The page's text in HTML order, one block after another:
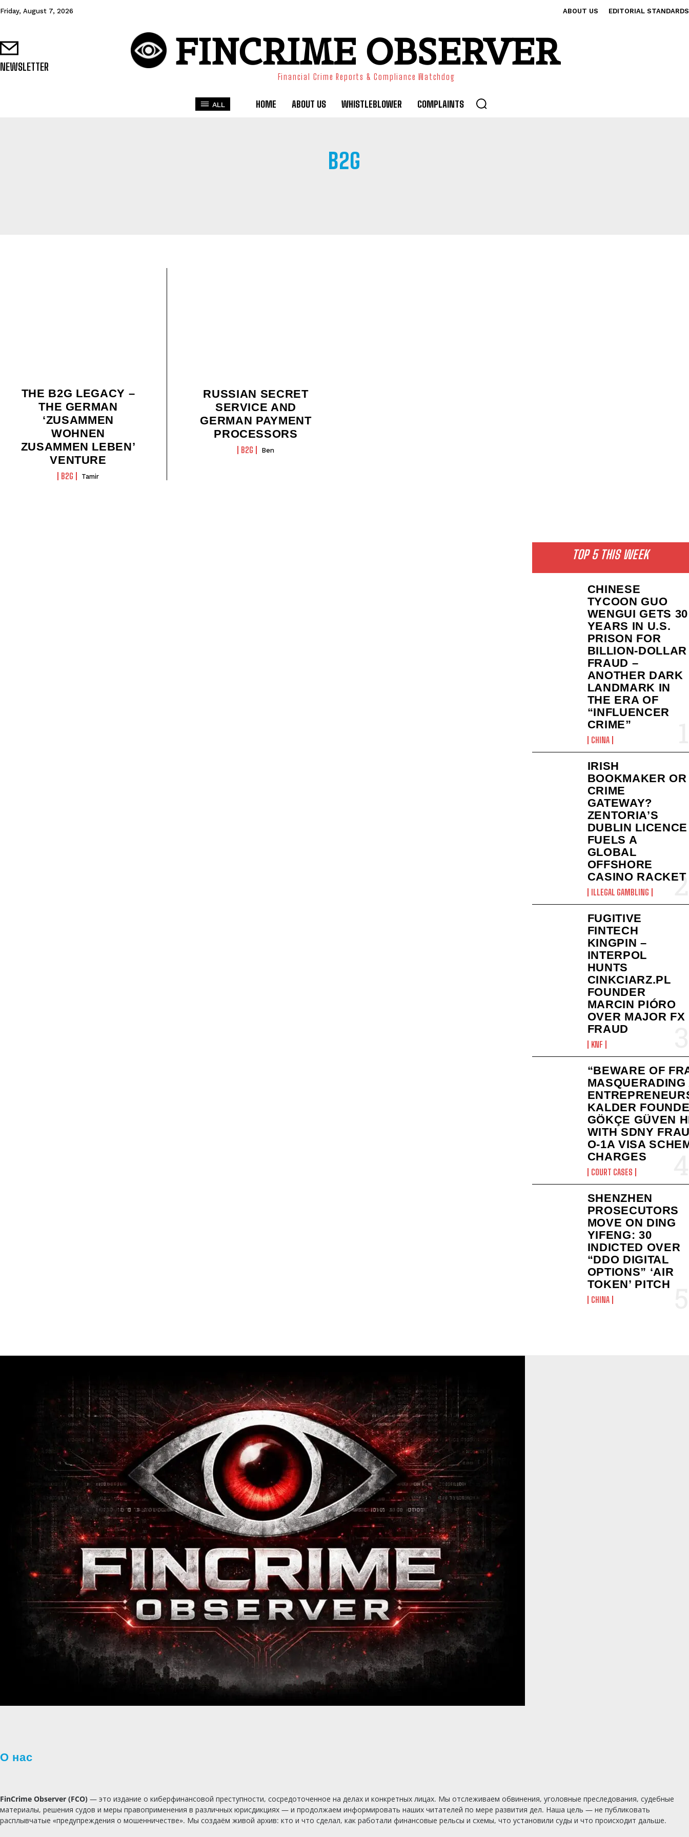
Friday, August 7, 2026 ABOUT US EDITORIAL STANDARDS
NEWSLETTER FINCRIME OBSERVER
Financial Crime Reports & Compliance Watchdog
ALL HOME ABOUT US WHISTLEBLOWER COMPLAINTS
B2G
THE B2G LEGACY –
THE GERMAN
‘ZUSAMMEN
WOHNEN
ZUSAMMEN LEBEN’
VENTURE
B2G Tamir
RUSSIAN SECRET
SERVICE AND
GERMAN PAYMENT
PROCESSORS
B2G Ben
TOP 5 THIS WEEK
CHINESE
TYCOON GUO
WENGUI GETS 30
YEARS IN U.S.
PRISON FOR
BILLION‑DOLLAR
FRAUD –
ANOTHER DARK
LANDMARK IN
THE ERA OF
“INFLUENCER
CRIME”
CHINA
IRISH
BOOKMAKER OR
CRIME
GATEWAY?
ZENTORIA’S
DUBLIN LICENCE
FUELS A
GLOBAL
OFFSHORE
CASINO RACKET
ILLEGAL GAMBLING
FUGITIVE
FINTECH
KINGPIN –
INTERPOL
HUNTS
CINKCIARZ.PL
FOUNDER
MARCIN PIÓRO
OVER MAJOR FX
FRAUD
KNF
“BEWARE OF
MASQUERADING
KALDER
GÖKÇE GÜVEN
WITH SDNY
O-1A VISA
CHARGES
COURT CASES
SHENZHEN
PROSECUTORS
MOVE ON DING
YIFENG: 30
INDICTED OVER
“DDO DIGITAL
OPTIONS” ‘AIR
TOKEN’ PITCH
CHINA
О нас
FinCrime Observer (FCO) — это издание о киберфинансовой преступности, сосредоточенное на делах и конкретных лицах. Мы отслеживаем обвинения, уголовные преследования, судебные
материалы, решения судов и меры правоприменения в различных юрисдикциях — и продолжаем информировать наших читателей по мере развития дел. Наша цель — не публиковать
расплывчатые «предупреждения о мошенничестве». Мы создаём живой архив: кто и что сделал, как работали финансовые рельсы и схемы, что установили суды и что происходит дальше.